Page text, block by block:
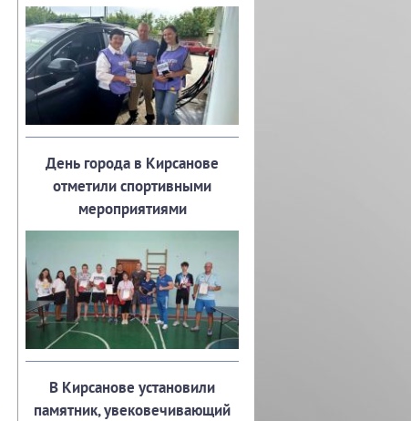
День города в Кирсанове
отметили спортивными
мероприятиями
В Кирсанове установили
памятник, увековечивающий